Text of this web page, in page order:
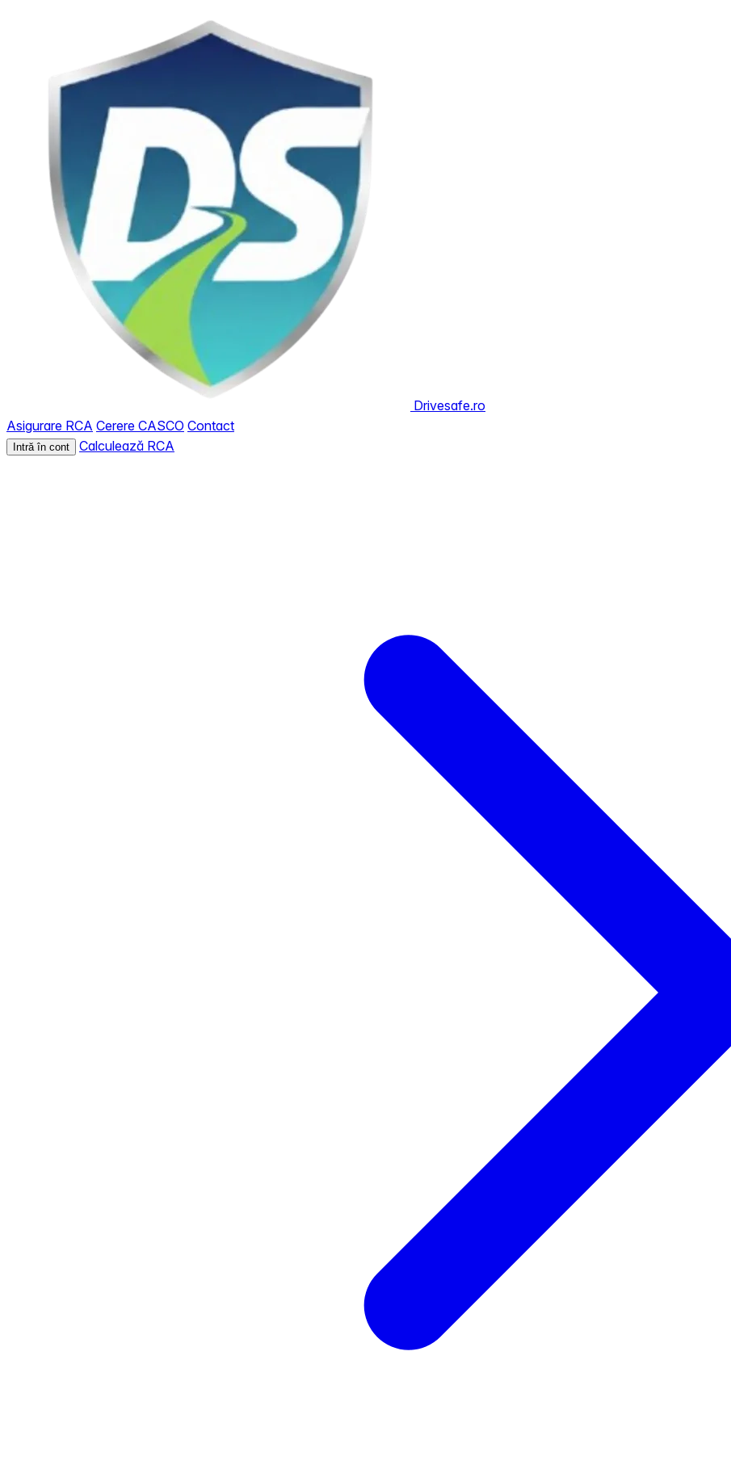
Drivesafe.ro
Asigurare RCA Cerere CASCO Contact
Intră în cont Calculează RCA